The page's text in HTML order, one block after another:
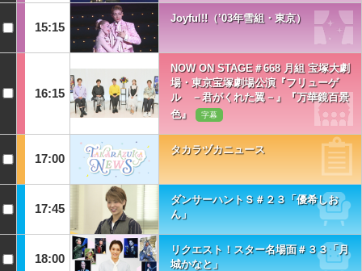
15:15
Joyful!!（’03年雪組・東京）
16:15
NOW ON STAGE＃668 月組 宝塚大劇
場・東京宝塚劇場公演『フリューゲ
ル －君がくれた翼－』『万華鏡百景
色』
字幕
17:00
タカラヅカニュース
17:45
ダンサーハントＳ＃２３「優希しお
ん」
18:00
リクエスト！スター名場面＃３３「月
城かなと」